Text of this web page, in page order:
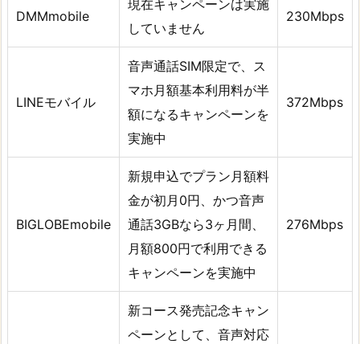
DMMmobile
現在キャンペーンは実施
していません
230Mbps
LINEモバイル
音声通話SIM限定で、ス
マホ月額基本利用料が半
額になるキャンペーンを
実施中
372Mbps
BIGLOBEmobile
新規申込でプラン月額料
金が初月0円、かつ音声
通話3GBなら3ヶ月間、
月額800円で利用できる
キャンペーンを実施中
276Mbps
新コース発売記念キャン
ペーンとして、音声対応